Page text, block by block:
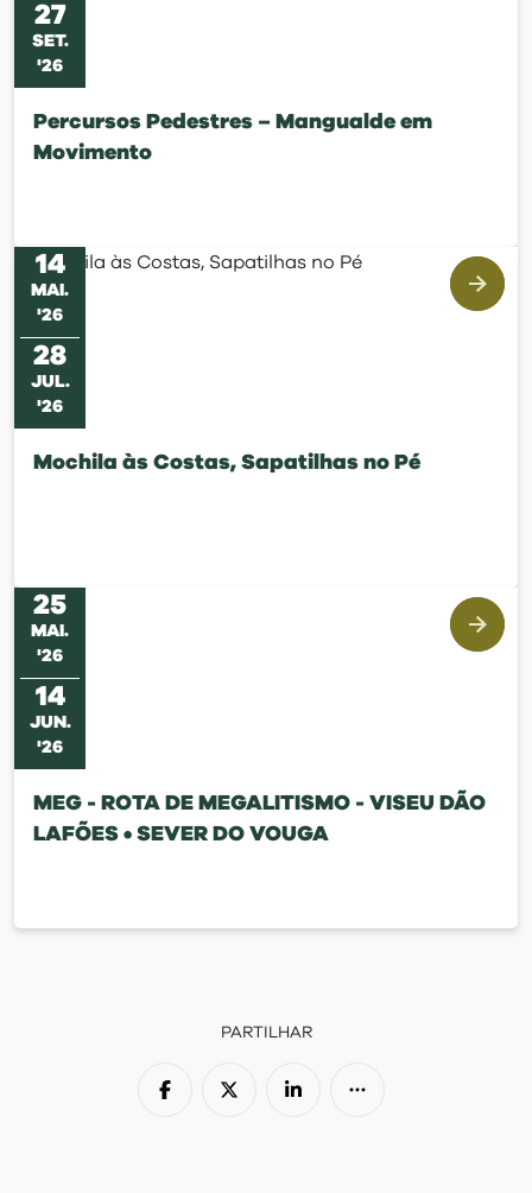
27
SET.
'26
Percursos Pedestres – Mangualde em
Movimento
14
MAI .
'26
28
JUL.
'26
Mochila às Costas, Sapatilhas no Pé
25
MAI .
'26
14
JUN .
'26
MEG - ROTA DE MEGALITISMO - VISEU DÃO
LAFÕES • SEVER DO VOUGA
PARTILHAR